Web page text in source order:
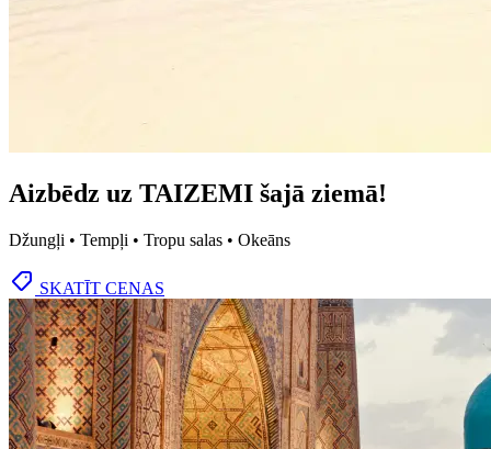
Aizbēdz uz TAIZEMI šajā ziemā!
Džungļi • Tempļi • Tropu salas • Okeāns
SKATĪT CENAS